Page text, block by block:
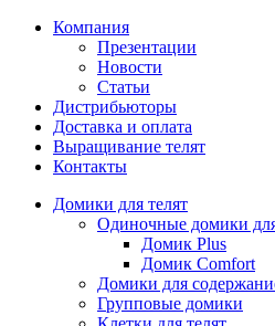
Компания
Презентации
Новости
Статьи
Дистрибьюторы
Доставка и оплата
Выращивание телят
Контакты
Домики для телят
Одиночные домики
Домик Plus
Домик Comfort
Домики для
Групповые домики